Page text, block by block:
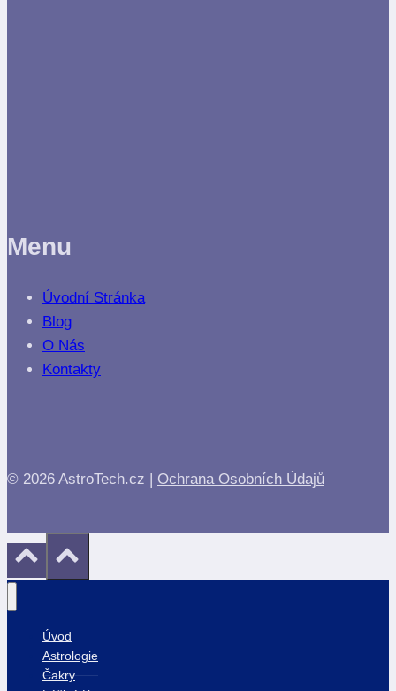
Menu
Úvodní Stránka
Blog
O Nás
Kontakty
© 2026 AstroTech.cz | Ochrana Osobních Údajů
Úvod
Astrologie
Čakry